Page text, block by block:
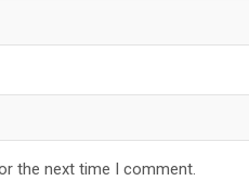
the next time I comment.